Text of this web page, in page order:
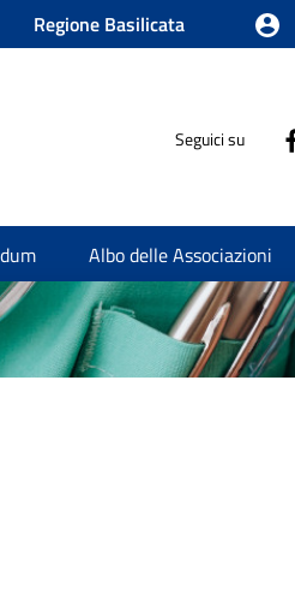
Regione Basilicata
Seguici su
Albo delle Associazioni